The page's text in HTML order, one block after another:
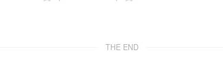
THE END